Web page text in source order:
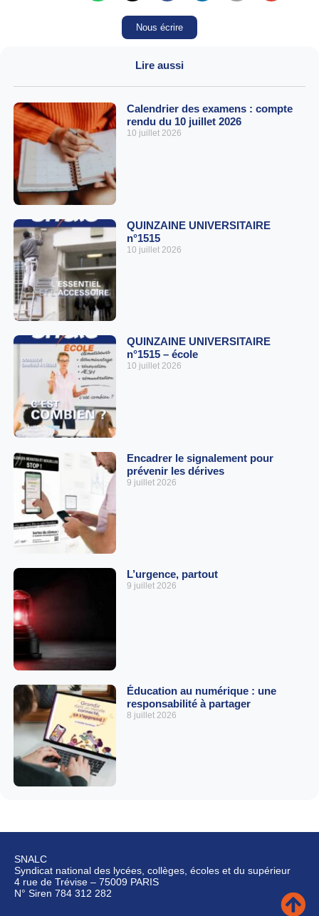
Nous écrire
Lire aussi
Calendrier des examens : compte
rendu du 10 juillet 2026
10 juillet 2026
QUINZAINE UNIVERSITAIRE
n°1515
10 juillet 2026
QUINZAINE UNIVERSITAIRE
n°1515 – école
10 juillet 2026
Encadrer le signalement pour
prévenir les dérives
9 juillet 2026
L’urgence, partout
9 juillet 2026
Éducation au numérique : une
responsabilité à partager
8 juillet 2026
SNALC
Syndicat national des lycées, collèges, écoles et du supérieur
4 rue de Trévise – 75009 PARIS
N° Siren 784 312 282